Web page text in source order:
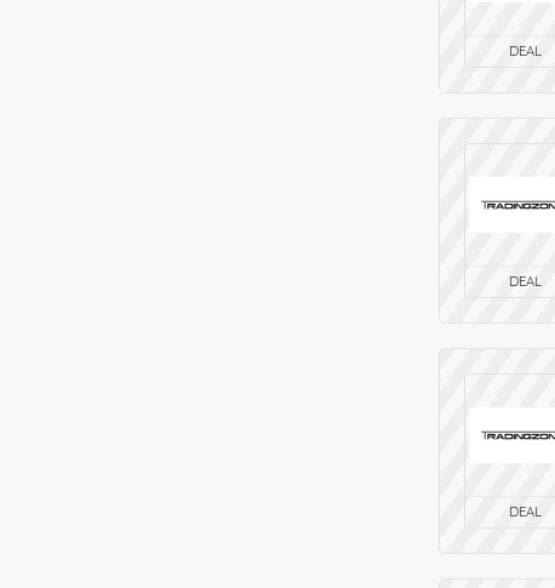
DEAL
DEAL
DEAL